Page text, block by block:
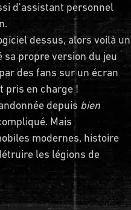
d'assistant personnel
dessus, alors voilà un
sa propre version du jeu
des fans sur un écran
pris en charge !
depuis bien
Mais
modernes, histoire
les légions de